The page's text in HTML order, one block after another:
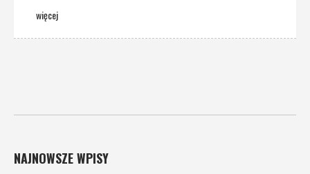
więcej
NAJNOWSZE WPISY